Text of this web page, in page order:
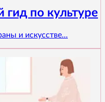
по культуре
и искусстве...